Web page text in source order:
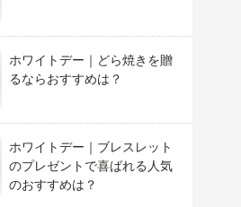
ホワイトデー｜どら焼きを贈
るならおすすめは？
ホワイトデー｜ブレスレット
のプレゼントで喜ばれる人気
のおすすめは？